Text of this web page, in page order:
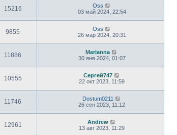
15216
Oss
03 май 2024, 22:54
9855
Oss
26 мар 2024, 20:31
11886
Marianna
30 янв 2024, 01:07
10555
Сергей747
22 окт 2023, 11:59
11746
Dostum0211
26 сен 2023, 11:12
12961
Andrew
13 авг 2023, 11:29